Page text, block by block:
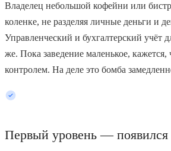
Владелец небольшой кофейни или
коленке, не разделяя личные деньги и
Управленческий и бухгалтерский учёт
же. Пока заведение маленькое, кажется,
контролем. На деле это бомба
Первый уровень — появился